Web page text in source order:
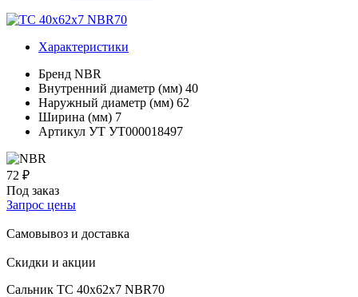
Характеристики
Бренд NBR
Внутренний диаметр (мм) 40
Наружный диаметр (мм) 62
Ширина (мм) 7
Артикул УТ УТ000018497
72 ₽
Под заказ
Запрос цены
Самовывоз и доставка
Скидки и акции
Сальник TC 40x62x7 NBR70